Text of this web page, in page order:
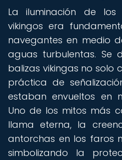
La iluminación de los
vikingos era
navegantes en medio
aguas turbulentas. Se
balizas vikingas no solo
práctica de
estaban envueltos en
Uno de los mitos más
llama eterna, la
antorchas en los faros
simbolizando la